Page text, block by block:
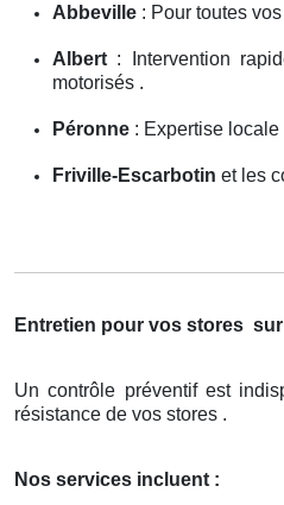
Abbeville : Pour toutes
Albert : Intervention
motorisés .
Péronne : Expertise
Friville-Escarbotin et les
Entretien pour vos stores
Un contrôle préventif est
résistance de vos stores .
Nos services incluent :